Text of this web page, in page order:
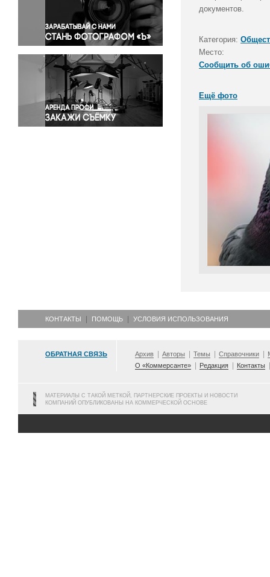
Правосудие
Происшествия и конфликты
Религия
Светская жизнь
Спорт
Экология
Экономика и бизнес
документов.
Категория:
Место:
Сообщить об
Ещё фото
КОНТАКТЫ ПОМОЩЬ УСЛОВИЯ ИСПОЛЬЗОВАНИЯ
ОБРАТНАЯ СВЯЗЬ Архив Авторы Темы Справочники
О «Коммерсанте»
Редакция Контакты
МАТЕРИАЛЫ С ТАКОЙ МЕТКОЙ, ПАРТНЕРСКИЕ ПРОЕКТЫ И НОВОСТИ
КОМПАНИЙ ОПУБЛИКОВАНЫ НА КОММЕРЧЕСКОЙ ОСНОВЕ